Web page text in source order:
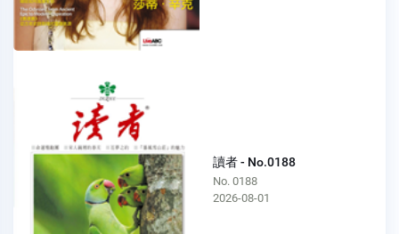
讀者 - No.0188
No. 0188
2026-08-01